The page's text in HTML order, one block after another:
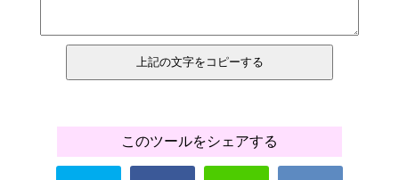
このツールをシェアする